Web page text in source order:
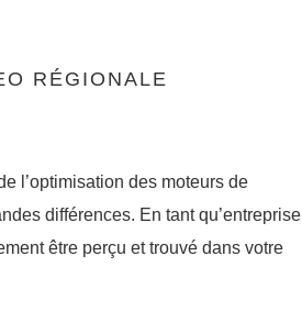
RÉGIONALE
l’optimisation des moteurs de
différences. En tant qu’entreprise
être perçu et trouvé dans votre